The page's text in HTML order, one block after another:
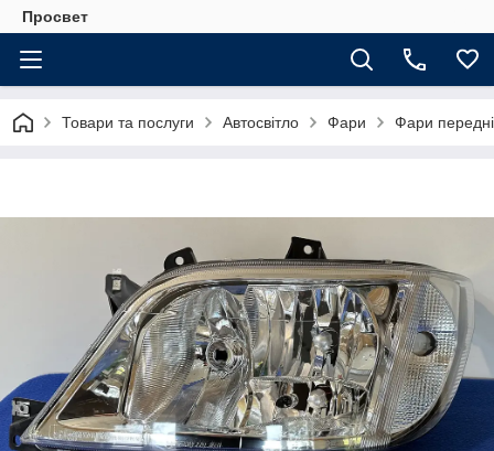
Просвет
Товари та послуги Автосвітло Фари Фари